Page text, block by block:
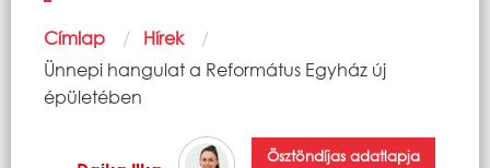
Morzsa
Címlap
Hírek
Current:
Ünnepi hangulat a Református Egyház új
épületében
Ösztöndíjas adatlapja